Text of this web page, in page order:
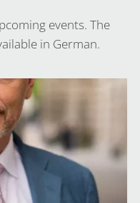
events. The
in German.